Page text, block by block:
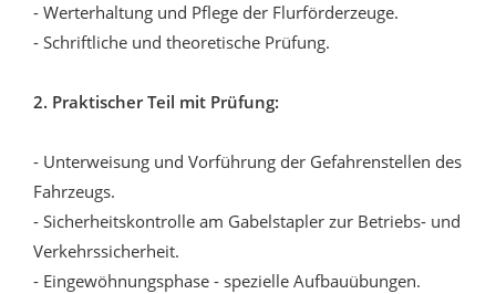
- Werterhaltung und Pflege der Flurförderzeuge.
- Schriftliche und theoretische Prüfung.
2. Praktischer Teil mit Prüfung:
- Unterweisung und Vorführung der Gefahrenstellen des
Fahrzeugs.
- Sicherheitskontrolle am Gabelstapler zur Betriebs- und
Verkehrssicherheit.
- Eingewöhnungsphase - spezielle Aufbauübungen.